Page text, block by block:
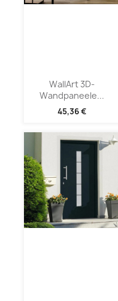
WallArt 3D-
Wandpaneele...
45,36 €